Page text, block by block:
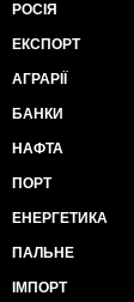
РОСІЯ
ЕКСПОРТ
АГРАРІЇ
БАНКИ
НАФТА
ПОРТ
ЕНЕРГЕТИКА
ПАЛЬНЕ
ІМПОРТ